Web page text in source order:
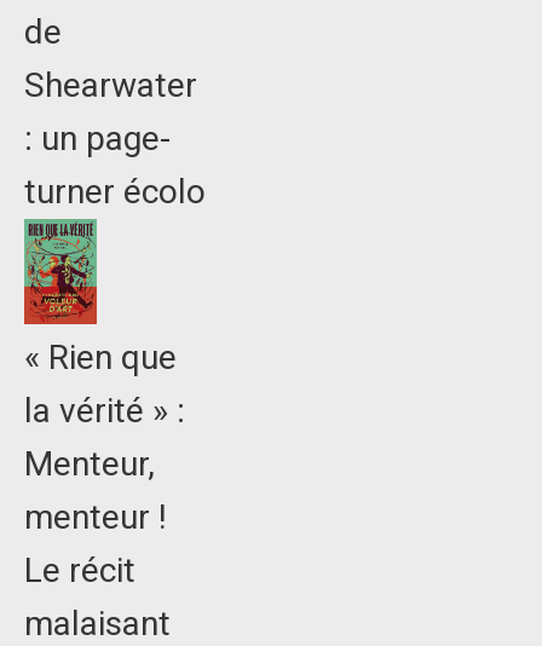
de
Shearwater
: un page-
turner écolo
« Rien que
la vérité » :
Menteur,
menteur !
Le récit
malaisant